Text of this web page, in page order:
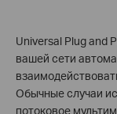
Universal Plug and
вашей сети
Обычные случаи
потоковое